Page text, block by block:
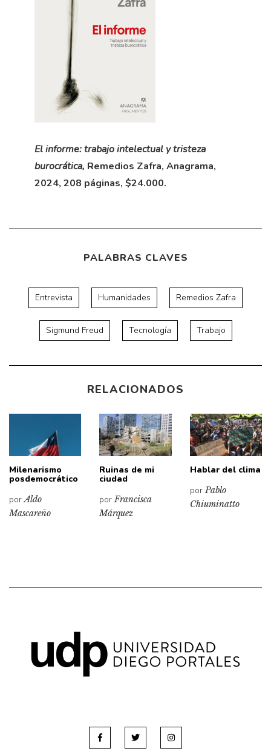
El informe: trabajo intelectual y tristeza
burocrática, Remedios Zafra, Anagrama,
2024, 208 páginas, $24.000.
PALABRAS CLAVES
Entrevista Humanidades Remedios Zafra
Sigmund Freud Tecnología Trabajo
RELACIONADOS
Milenarismo
posdemocrático
porAldo
Mascareño
Ruinas de mi
ciudad
porFrancisca
Márquez
Hablar del clima
porPablo
Chiuminatto